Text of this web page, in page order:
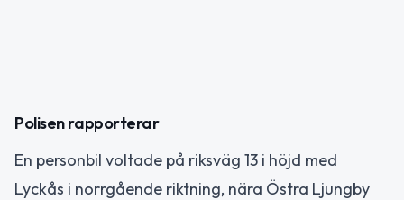
Polisen rapporterar
En personbil voltade på riksväg 13 i höjd med
Lyckås i norrgående riktning, nära Östra Ljungby